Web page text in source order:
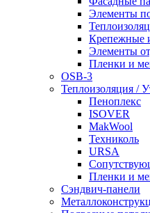
Элементы
Крепежные
Элементы
Пленки и
OSB-3
Теплоизоляция /
Пеноплекс
ISOVER
MakWool
Техниколь
URSA
Пленки и
Сэндвич-панели